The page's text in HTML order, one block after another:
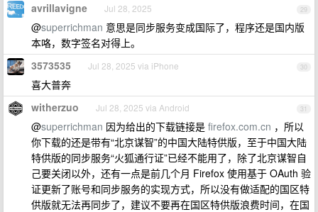
29
avrillavigne Jul 28, 2025
@superrichman 意思是同步服务变成国际了，程序还是国内版
本咯，数字签名对得上。
30
3573535 Jul 28, 2025 via iPhone
喜大普奔
31
witherzuo Jul 28, 2025 via Android
@superrichman 因为给出的下载链接是 firefox.com.cn ，所以
你下载的还是带有“北京谋智”的中国大陆特供版，至于中国大陆
特供版的同步服务“火狐通行证”已经不能用了，除了北京谋智自
己要关闭以外，还有一点是前几个月 Firefox 使用基于 OAuth 验
证更新了账号和同步服务的实现方式，所以没有做适配的国区特
供版就无法再同步了，建议不要再在国区特供版浪费时间，在国